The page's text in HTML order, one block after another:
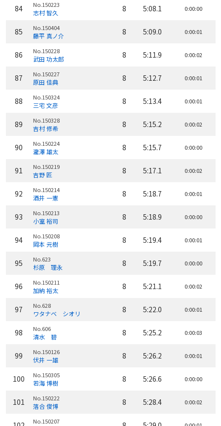
84 No.150223
志村 智久 8 5:08.1 0:00:00
85 No.150404
藤平 真ノ介 8 5:09.0 0:00:01
86 No.150228
武田 功太郎 8 5:11.9 0:00:02
87 No.150227
原田 佳典 8 5:12.7 0:00:01
88 No.150324
三宅 文彦 8 5:13.4 0:00:01
89 No.150328
吉村 修希 8 5:15.2 0:00:02
90 No.150224
瀧澤 雄太 8 5:15.7 0:00:00
91 No.150219
吉野 匠 8 5:17.1 0:00:02
92 No.150214
酒井 一憲 8 5:18.7 0:00:01
93 No.150213
小室 裕司 8 5:18.9 0:00:00
94 No.150208
岡本 元樹 8 5:19.4 0:00:01
95 No.623
杉原 理永 8 5:19.7 0:00:00
96 No.150211
加納 裕太 8 5:21.1 0:00:02
97 No.628
ワタナベ シオリ 8 5:22.0 0:00:01
98 No.606
清水 碧 8 5:25.2 0:00:03
99 No.150126
伏井 一雄 8 5:26.2 0:00:01
100 No.150305
若海 博樹 8 5:26.6 0:00:00
101 No.150222
落合 俊博 8 5:28.4 0:00:02
No.150207